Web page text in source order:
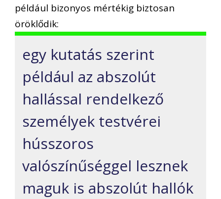
például bizonyos mértékig biztosan
öröklődik:
egy kutatás szerint
például az abszolút
hallással rendelkező
személyek testvérei
hússzoros
valószínűséggel lesznek
maguk is abszolút hallók